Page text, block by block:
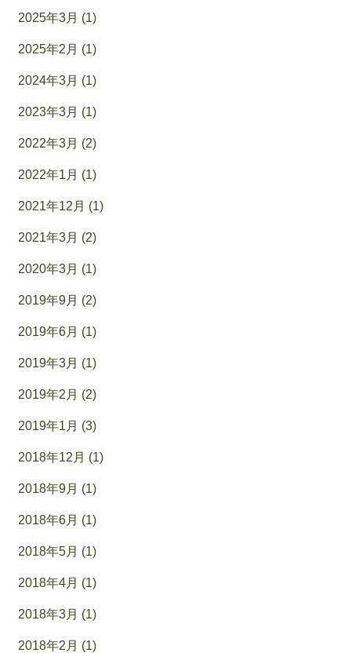
2025年3月 (1)
2025年2月 (1)
2024年3月 (1)
2023年3月 (1)
2022年3月 (2)
2022年1月 (1)
2021年12月 (1)
2021年3月 (2)
2020年3月 (1)
2019年9月 (2)
2019年6月 (1)
2019年3月 (1)
2019年2月 (2)
2019年1月 (3)
2018年12月 (1)
2018年9月 (1)
2018年6月 (1)
2018年5月 (1)
2018年4月 (1)
2018年3月 (1)
2018年2月 (1)